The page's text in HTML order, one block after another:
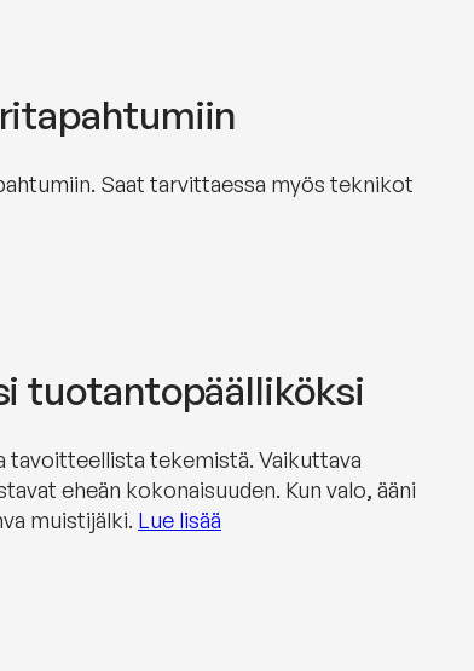
Saat tarvittaessa myös teknikot
tuotantopäälliköksi
tavoitteellista tekemistä. Vaikuttava
eheän kokonaisuuden. Kun valo, ääni
muistijälki. Lue lisää